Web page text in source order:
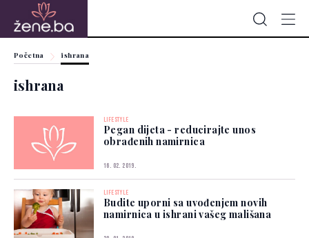
Početna ishrana
ishrana
LIFESTYLE
Pegan dijeta - reducirajte unos
obrađenih namirnica
16. 02. 2019.
LIFESTYLE
Budite uporni sa uvođenjem novih
namirnica u ishrani vašeg mališana